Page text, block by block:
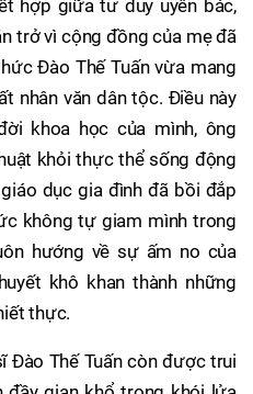
hợp giữa tư duy uyên bác,
trở vì cộng đồng của mẹ đã
Đào Thế Tuấn vừa mang
nhân văn dân tộc. Điều này
khoa học của mình, ông
khỏi thực thể sống động
dục gia đình đã bồi đắp
không tự giam mình trong
hướng về sự ấm no của
khô khan thành những
thực.
Đào Thế Tuấn còn được trui